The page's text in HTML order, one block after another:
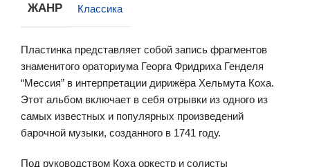
ЖАНР Классика
Пластинка представляет собой запись фрагментов
знаменитого ораториума Георга Фридриха Генделя
“Мессия” в интерпретации дирижёра Хельмута Коха.
Этот альбом включает в себя отрывки из одного из
самых известных и популярных произведений
барочной музыки, созданного в 1741 году.
Под руководством Коха оркестр и солисты